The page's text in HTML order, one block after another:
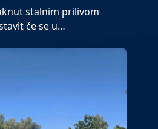
stalnim prilivom
će se u…